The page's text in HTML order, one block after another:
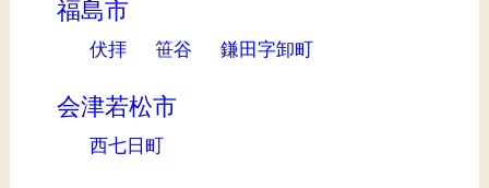
福島市
伏拝 笹谷 鎌田字卸町
会津若松市
西七日町